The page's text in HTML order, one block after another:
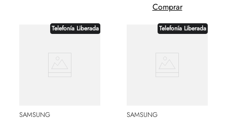
Comprar
Telefonía Liberada
SAMSUNG
Telefonía Liberada
SAMSUNG